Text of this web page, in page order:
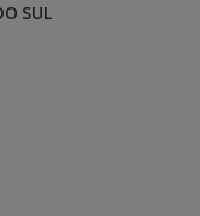
SUL